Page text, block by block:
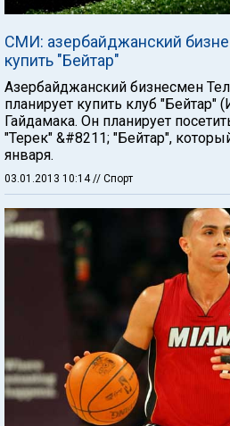
СМИ: азербайджанский
купить "Бейтар"
Азербайджанский бизнесмен
планирует купить клуб "Бейтар"
Гайдамака. Он планирует
"Терек" &#8211; "Бейтар",
января.
03.01.2013 10:14// Спорт